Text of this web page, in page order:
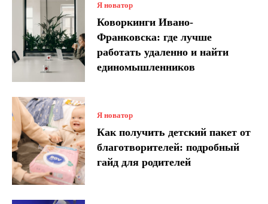
Я новатор
Коворкинги Ивано-
Франковска: где лучше
работать удаленно и найти
единомышленников
Я новатор
Как получить детский пакет от
благотворителей: подробный
гайд для родителей